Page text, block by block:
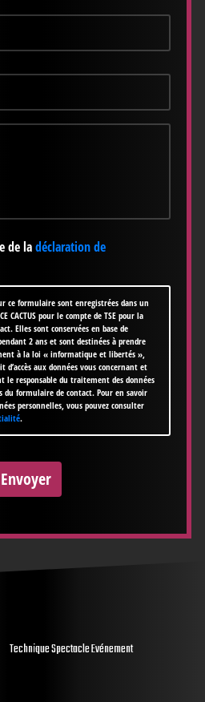
de ladéclaration de
ce formulaire sont enregistrées dans un
CACTUS pour le compte de TSE pour la
Elles sont conservées en base de
2 ans et sont destinées à prendre
à la loi « informatique et libertés »,
d’accès aux données vous concernant et
le responsable du traitement des données
du formulaire de contact. Pour en savoir
personnelles, vous pouvez consulter
.
Envoyer
Technique Spectacle Evénement